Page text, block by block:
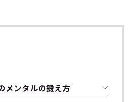
メンタルの鍛え方